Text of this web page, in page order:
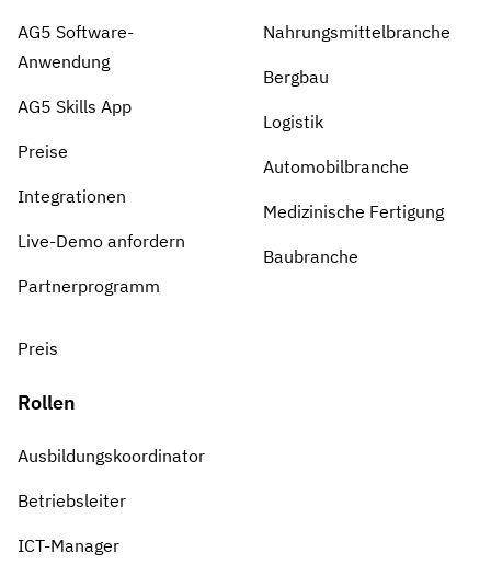
AG5 Software-
Anwendung
AG5 Skills App
Preise
Integrationen
Live-Demo anfordern
Partnerprogramm
Preis
Rollen
Ausbildungskoordinator
Betriebsleiter
ICT-Manager
Nahrungsmittelbranche
Bergbau
Logistik
Automobilbranche
Medizinische Fertigung
Baubranche